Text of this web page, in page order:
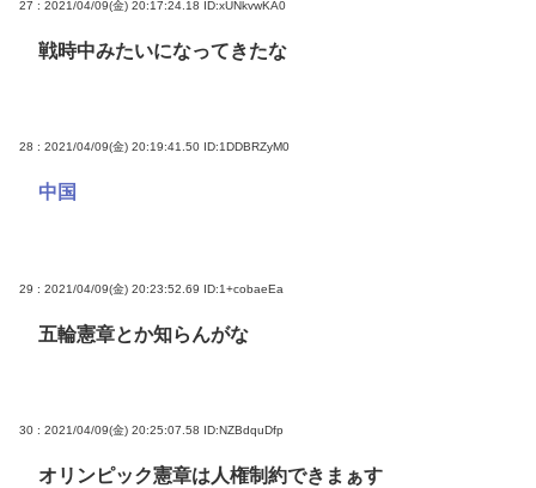
27 : 2021/04/09(金) 20:17:24.18 ID:xUNkvwKA0
戦時中みたいになってきたな
28 : 2021/04/09(金) 20:19:41.50 ID:1DDBRZyM0
中国
29 : 2021/04/09(金) 20:23:52.69 ID:1+cobaeEa
五輪憲章とか知らんがな
30 : 2021/04/09(金) 20:25:07.58 ID:NZBdquDfp
オリンピック憲章は人権制約できまぁす